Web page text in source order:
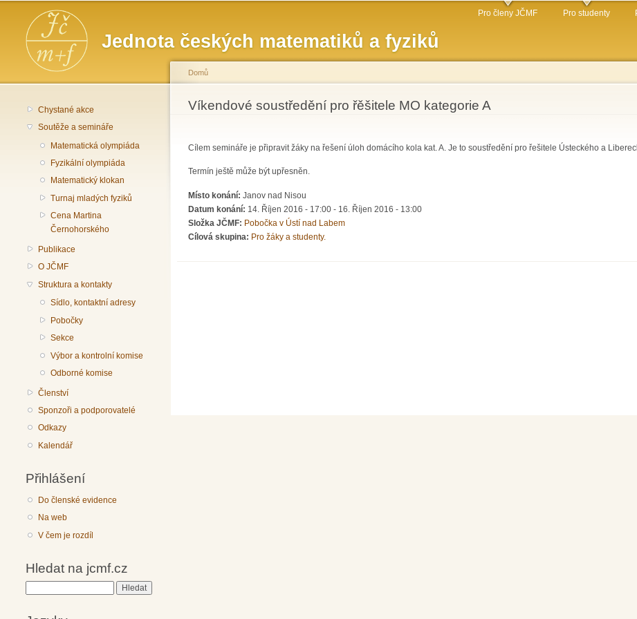
obsahu
Jednota českých matematiků a fyziků
Hlavní menu Pro členy JČMF Pro studenty
Chystané akce
Soutěže a semináře
Matematická olympiáda
Fyzikální olympiáda
Matematický klokan
Turnaj mladých fyziků
Cena Martina
Černohorského
Publikace
O JČMF
Struktura a kontakty
Sídlo, kontaktní adresy
Pobočky
Sekce
Výbor a kontrolní komise
Odborné komise
Členství
Sponzoři a podporovatelé
Odkazy
Kalendář
Přihlášení
Do členské evidence
Na web
V čem je rozdíl
Hledat na jcmf.cz
Jste zde
Domů
Víkendové soustředění pro řěšitele MO kategorie A
Cílem semináře je připravit žáky na řešení úloh domácího kola kat. A. Je to soustředění pro řešitele Ústeckého a
Termín ještě může být upřesněn.
Místo konání: Janov nad Nisou
Datum konání: 14. Říjen 2016 - 17:00 - 16. Říjen 2016 - 13:00
Složka JČMF: Pobočka v Ústí nad Labem
Cílová skupina: Pro žáky a studenty.